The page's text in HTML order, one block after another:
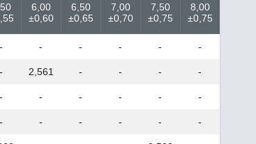
6,00
±0,60
6,50
±0,65
7,00
±0,70
7,50
±0,75
8,00
±0,75
- - - - - -
- 2,561 - - - -
- - - - - -
- - - - - -